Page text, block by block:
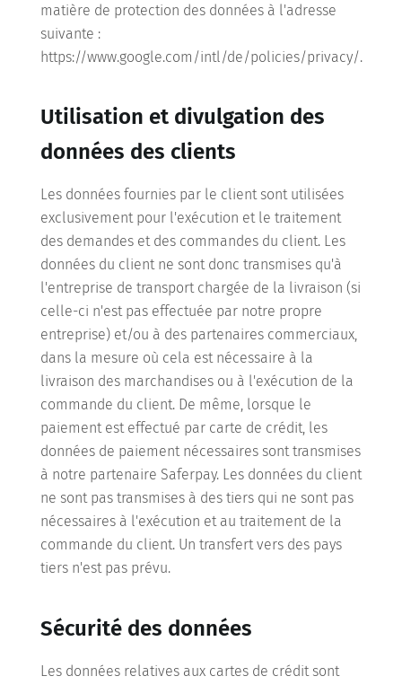
matière de protection des données à l'adresse
suivante :
https://www.google.com/intl/de/policies/privacy/.
Utilisation et divulgation des
données des clients
Les données fournies par le client sont utilisées
exclusivement pour l'exécution et le traitement
des demandes et des commandes du client. Les
données du client ne sont donc transmises qu'à
l'entreprise de transport chargée de la livraison (si
celle-ci n'est pas effectuée par notre propre
entreprise) et/ou à des partenaires commerciaux,
dans la mesure où cela est nécessaire à la
livraison des marchandises ou à l'exécution de la
commande du client. De même, lorsque le
paiement est effectué par carte de crédit, les
données de paiement nécessaires sont transmises
à notre partenaire Saferpay. Les données du client
ne sont pas transmises à des tiers qui ne sont pas
nécessaires à l'exécution et au traitement de la
commande du client. Un transfert vers des pays
tiers n'est pas prévu.
Sécurité des données
Les données relatives aux cartes de crédit sont